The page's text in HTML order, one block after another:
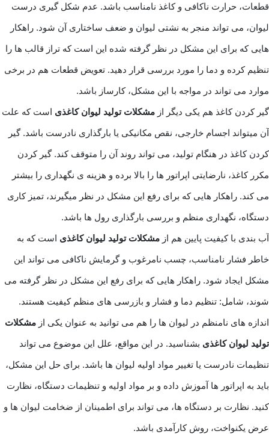
قطعات، حرارت ناکافی و کاغذ نامناسب باشد. عدم شکل گیری درست
لیوان، می تواند منجر به نشتی لیوان و ضعف ساختاری آن شود. راهکار
هایی که برای این مشکل در نظر گرفته شده این است که تراز قالب ها را
تنظیم کرده و دما را مورد بررسی قرار دهید. تعویض قطعات هم در برخی
موارد می تواند در مواجه با این مشکل، کارساز باشد.
گیر کردن کاغذ هم یکی دیگر از مشکلات تولید لیوان کاغذی است که علت
آن میتواند اجسام خارجی، نقص مکانیکی یا بارگذاری نادرست باشد. گیر
کردن کاغذ در هنگام تولید، می تواند روند آن را متوقف کند. گیر کردن
مکرر کاغذ، نارضایتی اپراتور ها را بالا برده و هزینه ی نگهداری را بیشتر
می کند. راهکار هایی که برای رفع این مشکل در نظر میگیرند، تمیز کاری
دستگاه، نگهداری منظم و بررسی بارگذاری رول ها باشد.
آب بندی با کیفیت پایین هم از مشکلات تولید لیوان کاغذی است که به
خاطر فشار نامناسب، چسب نامرغوب و گرمایش ناکافی می تواند این
مشکل ایجاد شود. راهکار هایی که برای رفع این مشکل در نظر گرفته می
شوند، شامل: تنظیم دما و فشار و بازرسی های منظم کیفیت هستند.
اندازه های نامنظم در لیوان ها را هم می توانید به عنوان یکی از مشکلات
تولید لیوان کاغذی بشناسید. در این مواقع، علل این موضوع می تواند
تنظیمات نادرست یا تغییر مواد اولیه لیوان ها باشد. برای حل این مشکل،
باید به اپراتور ها آموزش داده و بر مواد اولیه و تنظیمات دستگاه، نظارت
کنید. نظارت بر دستگاه ها، می تواند برای اطمینان از ضخامت لیوان ها و
عرض یکنواخت، روش کارآمدی باشد.